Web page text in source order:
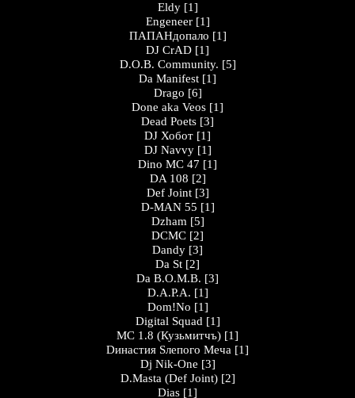
Eldy [1]
Engeneer [1]
ПАПАНдопало [1]
DJ CrAD [1]
D.O.B. Community. [5]
Da Manifest [1]
Drago [6]
Done aka Veos [1]
Dead Poets [3]
DJ Хобот [1]
DJ Navvy [1]
Dino MC 47 [1]
DA 108 [2]
Def Joint [3]
D-MAN 55 [1]
Dzham [5]
DCMC [2]
Dandy [3]
Da St [2]
Da B.O.M.B. [3]
D.A.P.A. [1]
Dom!No [1]
Digital Squad [1]
MC 1.8 (Кузьмитчъ) [1]
Dинастия Sлепого Меча [1]
Dj Nik-One [3]
D.Masta (Def Joint) [2]
Dias [1]